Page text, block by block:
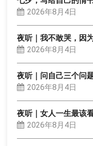
2026年8月4日
夜听｜我不敢哭，因
2026年8月4日
夜听｜问自己三个问
2026年8月4日
夜听｜女人一生最该
2026年8月4日